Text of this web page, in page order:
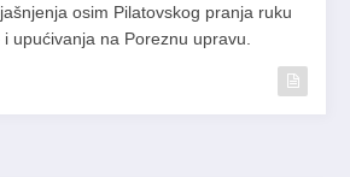
osim Pilatovskog pranja ruku
upućivanja na Poreznu upravu.